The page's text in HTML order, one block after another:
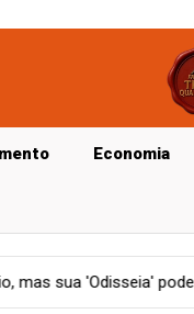
Economia
como obra completa